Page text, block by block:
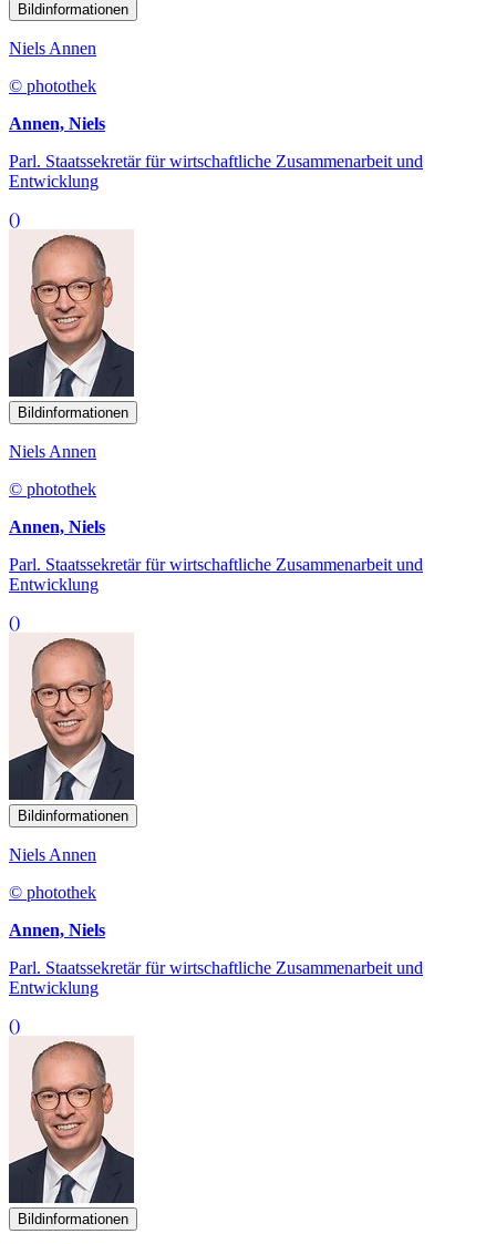
Bildinformationen
Niels Annen
© photothek
Annen, Niels
Parl. Staatssekretär für wirtschaftliche Zusammenarbeit und
Entwicklung
()
Bildinformationen
Niels Annen
© photothek
Annen, Niels
Parl. Staatssekretär für wirtschaftliche Zusammenarbeit und
Entwicklung
()
Bildinformationen
Niels Annen
© photothek
Annen, Niels
Parl. Staatssekretär für wirtschaftliche Zusammenarbeit und
Entwicklung
()
Bildinformationen